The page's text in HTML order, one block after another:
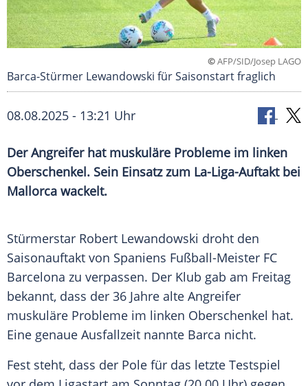
©AFP/SID/Josep LAGO
Barca-Stürmer Lewandowski für Saisonstart fraglich
08.08.2025 - 13:21 Uhr
Der Angreifer hat muskuläre Probleme im linken
Oberschenkel. Sein Einsatz zum La-Liga-Auftakt bei
Mallorca wackelt.
Stürmerstar Robert Lewandowski droht den
Saisonauftakt von Spaniens Fußball-Meister FC
Barcelona zu verpassen. Der Klub gab am Freitag
bekannt, dass der 36 Jahre alte Angreifer
muskuläre Probleme im linken Oberschenkel hat.
Eine genaue Ausfallzeit nannte Barca nicht.
Fest steht, dass der Pole für das letzte Testspiel